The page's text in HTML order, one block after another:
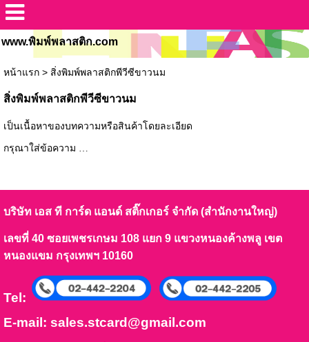
www.พิมพ์พลาสติก.com
หน้าแรก> สิ่งพิมพ์พลาสติกพีวีซีขาวนม
สิ่งพิมพ์พลาสติกพีวีซีขาวนม
เป็นเนื้อหาของบทความหรือสินค้าโดยละเอียด
กรุณาใส่ข้อความ …
บริษัท เอส ที การ์ด แอนด์ สติ๊กเกอร์ จำกัด (สำนักงานใหญ่)
เลขที่ 40 ซอยเพชรเกษม 108 แยก 9 แขวงหนองค้างพลู เขต
หนองแขม กรุงเทพฯ 10160
Tel:
E-mail: sales.stcard@gmail.com